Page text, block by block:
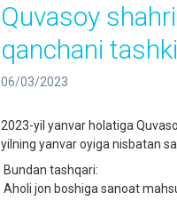
Quvasoy
qanchani
06/03/2023
2023-yil yanvar holatiga
yilning yanvar oyiga nisbatan
Bundan tashqari:
Aholi jon boshiga sanoat